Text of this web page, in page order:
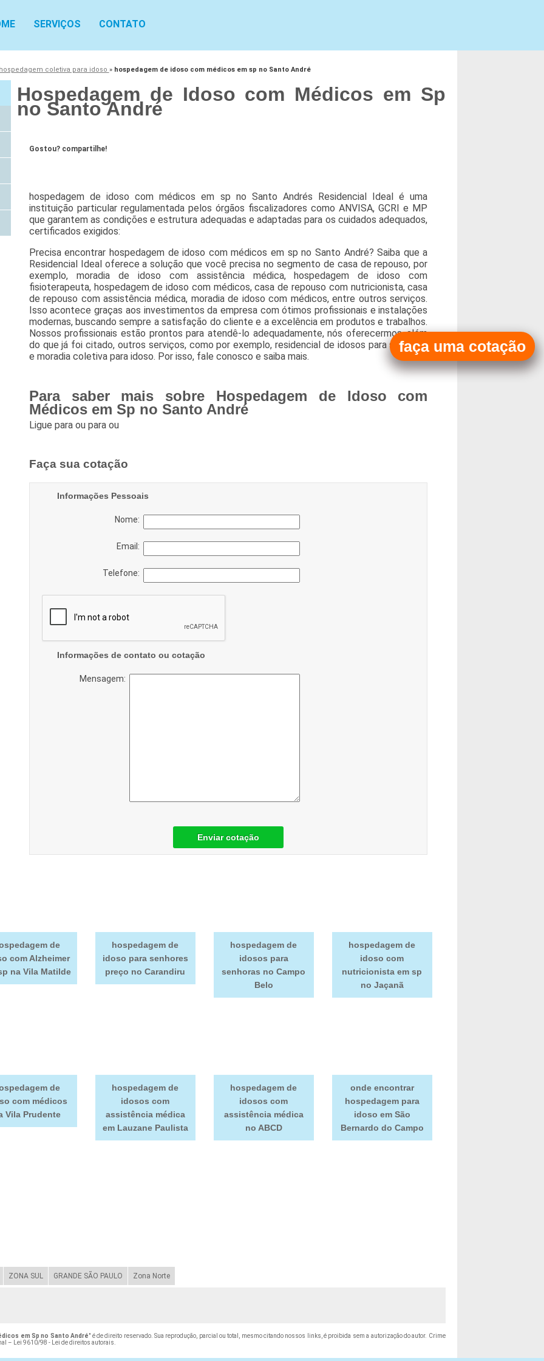
SERVIÇOS CONTATO
hospedagem coletiva para idoso » hospedagem de idoso com médicos em sp no Santo André
Hospedagem de Idoso com Médicos em Sp
no Santo André
Gostou? compartilhe!
hospedagem de idoso com médicos em sp no Santo Andrés Residencial Ideal é uma
instituição particular regulamentada pelos órgãos fiscalizadores como ANVISA, GCRI e MP
que garantem as condições e estrutura adequadas e adaptadas para os cuidados adequados,
certificados exigidos:
Precisa encontrar hospedagem de idoso com médicos em sp no Santo André? Saiba que a
Residencial Ideal oferece a solução que você precisa no segmento de casa de repouso, por
exemplo, moradia de idoso com assistência médica, hospedagem de idoso com
fisioterapeuta, hospedagem de idoso com médicos, casa de repouso com nutricionista, casa
de repouso com assistência médica, moradia de idoso com médicos, entre outros serviços.
Isso acontece graças aos investimentos da empresa com ótimos profissionais e instalações
modernas, buscando sempre a satisfação do cliente e a excelência em produtos e trabalhos.
Nossos profissionais estão prontos para atendê-lo adequadamente, nós oferecermos, além
do que já foi citado, outros serviços, como por exemplo, residencial de idosos para senhoras
e moradia coletiva para idoso. Por isso, fale conosco e saiba mais.
Para saber mais sobre Hospedagem de Idoso com
Médicos em Sp no Santo André
Ligue para ou para ou
faça uma cotação
Faça sua cotação
Informações Pessoais
Nome:
Email:
Telefone:
Informações de contato ou cotação
Mensagem:
Enviar cotação
de
com Alzheimer
na Vila Matilde
hospedagem de
idoso para senhores
preço no Carandiru
hospedagem de
idosos para
senhoras no Campo
Belo
hospedagem de
idoso com
nutricionista em sp
no Jaçanã
de
com médicos
Vila Prudente
hospedagem de
idosos com
assistência médica
em Lauzane Paulista
hospedagem de
idosos com
assistência médica
no ABCD
onde encontrar
hospedagem para
idoso em São
Bernardo do Campo
ZONA SUL GRANDE SÃO PAULO Zona Norte
em Sp no Santo André" é de direito reservado. Sua reprodução, parcial ou total, mesmo citando nossos links, é proibida sem a autorização do autor. Crime
–
Lei 9610/98 - Lei de direitos autorais